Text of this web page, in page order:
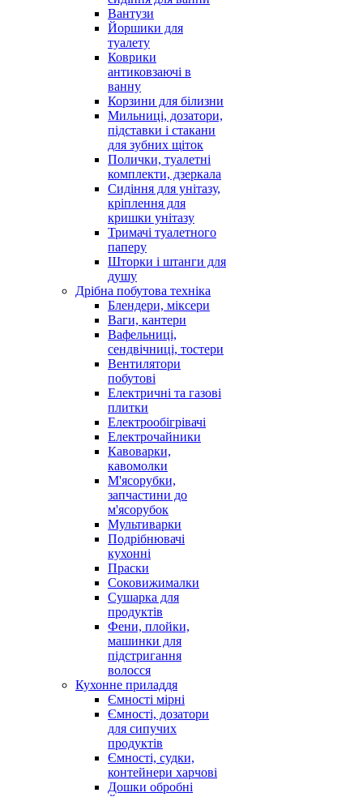
Вантузи
Йоршики для
туалету
Коврики
антиковзаючі в
ванну
Корзини для білизни
Мильниці, дозатори,
підставки і стакани
для зубних щіток
Полички, туалетні
комплекти, дзеркала
Сидіння для унітазу,
кріплення для
кришки унітазу
Тримачі туалетного
паперу
Шторки і штанги для
душу
Дрібна побутова техніка
Блендери, міксери
Ваги, кантери
Вафельниці,
сендвічниці, тостери
Вентилятори
побутові
Електричні та газові
плитки
Електрообігрівачі
Електрочайники
Кавоварки,
кавомолки
М'ясорубки,
запчастини до
м'ясорубок
Мультиварки
Подрібнювачі
кухонні
Праски
Соковижималки
Сушарка для
продуктів
Фени, плойки,
машинки для
підстригання
волосся
Кухонне приладдя
Ємності мірні
Ємності, дозатори
для сипучих
продуктів
Ємності, судки,
контейнери харчові
Дошки обробні